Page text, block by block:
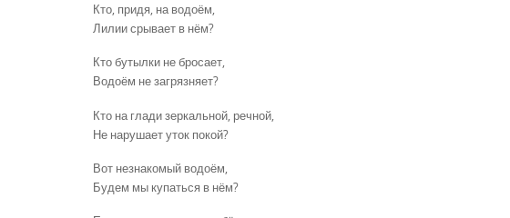
Кто, придя, на водоём,
Лилии срывает в нём?
Кто бутылки не бросает,
Водоём не загрязняет?
Кто на глади зеркальной, речной,
Не нарушает уток покой?
Вот незнакомый водоём,
Будем мы купаться в нём?